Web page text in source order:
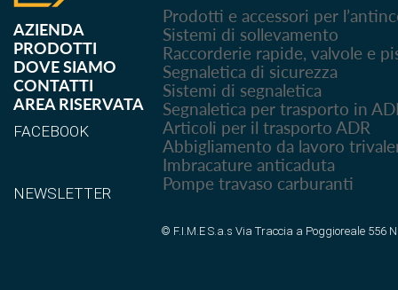
AZIENDA
PRODOTTI
DOVE SIAMO
CONTATTI
AREA RISERVATA
FACEBOOK
NEWSLETTER
Prodotti e accessori per
Sistemi di sollevamento
Raccorderie rapide, valvole e
Segnaletica di sicurezza
Sistemi di segnaletica
Segnaletica per trasporto in
Articoli per il trasporto ADR
Abbigliamento da lavoro
Imbracature anticaduta
Pompe travaso carburanti
© F.I.M.E S.a.s Via Traccia a Poggioreale 556